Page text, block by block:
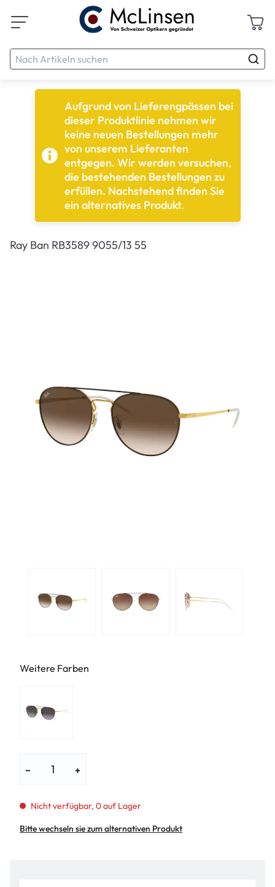
Aufgrund von Lieferengpässen bei
dieser Produktlinie nehmen wir
keine neuen Bestellungen mehr
von unserem Lieferanten
entgegen. Wir werden versuchen,
die bestehenden Bestellungen zu
erfüllen. Nachstehend finden Sie
ein alternatives Produkt.
Ray Ban RB3589 9055/13 55
Weitere Farben
− +
Nicht verfügbar, 0 auf Lager
Bitte wechseln sie zum alternativen Produkt